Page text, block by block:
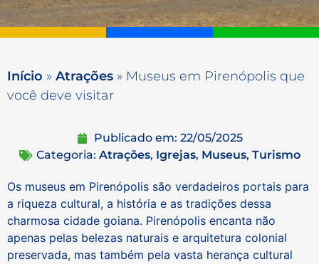
Início » Atrações » Museus em Pirenópolis que
você deve visitar
Publicado em: 22/05/2025
Categoria: Atrações, Igrejas, Museus, Turismo
Os museus em Pirenópolis são verdadeiros portais para
a riqueza cultural, a história e as tradições dessa
charmosa cidade goiana. Pirenópolis encanta não
apenas pelas belezas naturais e arquitetura colonial
preservada, mas também pela vasta herança cultural